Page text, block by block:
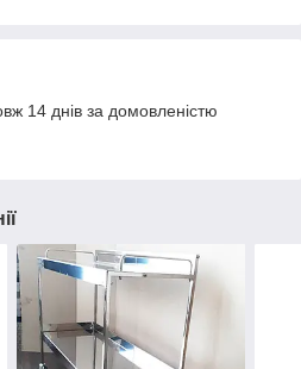
14 днів за домовленістю